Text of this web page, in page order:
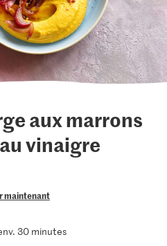
aux marrons
vinaigre
maintenant
30 minutes